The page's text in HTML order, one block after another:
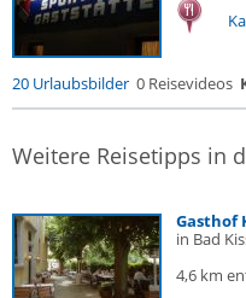
20 Urlaubsbilder 0 Reisevideos
Weitere Reisetipps in
Gasthof
in Bad
4,6 km